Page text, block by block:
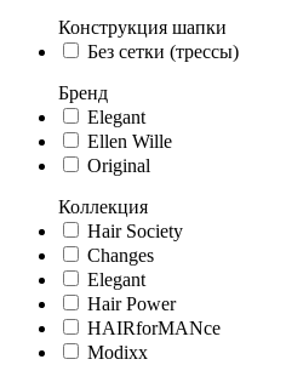
Конструкция шапки
Без сетки (трессы)
Бренд
Elegant
Ellen Wille
Original
Коллекция
Hair Society
Changes
Elegant
Hair Power
HAIRforMANce
Modixx